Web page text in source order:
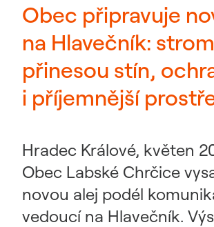
Obec připravuje
na Hlavečník:
přinesou stín,
i příjemnější
Hradec Králové, květen
Obec Labské Chrčice
novou alej podél
vedoucí na Hlavečník.